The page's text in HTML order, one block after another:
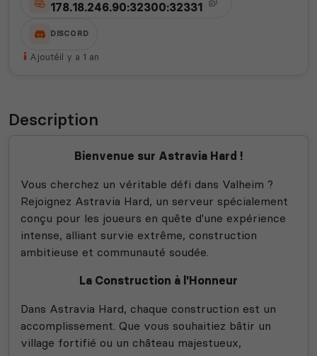
178.18.246.90:32300:32331
DISCORD
Ajoutéil y a 1 an
Description
Bienvenue sur Astravia Hard !
Vous cherchez un véritable défi dans Valheim ?
Rejoignez Astravia Hard, un serveur spécialement
conçu pour les joueurs en quête d'une expérience
intense, alliant survie extrême, construction
ambitieuse et communauté soudée.
La Construction à l'Honneur
Dans Astravia Hard, chaque construction est un
accomplissement. Que vous souhaitiez bâtir un
village fortifié ou un château majestueux,